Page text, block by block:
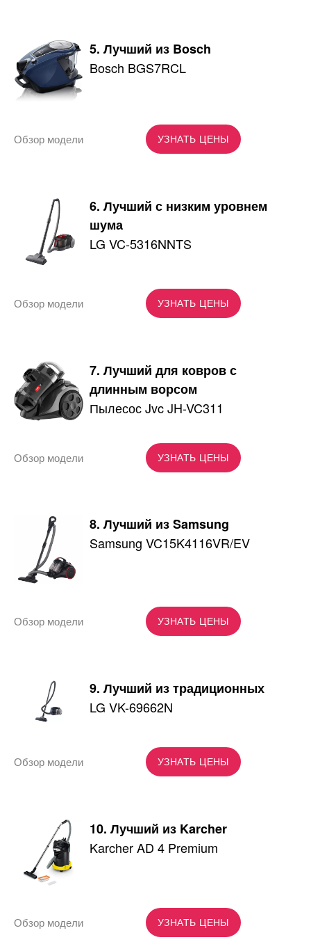
5. Лучший из Bosch
Bosch BGS7RCL
УЗНАТЬ ЦЕНЫ
Обзор модели
6. Лучший с низким уровнем
шума
LG VC-5316NNTS
УЗНАТЬ ЦЕНЫ
Обзор модели
7. Лучший для ковров с
длинным ворсом
Пылесос Jvc JH-VC311
УЗНАТЬ ЦЕНЫ
Обзор модели
8. Лучший из Samsung
Samsung VC15K4116VR/EV
УЗНАТЬ ЦЕНЫ
Обзор модели
9. Лучший из традиционных
LG VK-69662N
УЗНАТЬ ЦЕНЫ
Обзор модели
10. Лучший из Karcher
Karcher AD 4 Premium
УЗНАТЬ ЦЕНЫ
Обзор модели